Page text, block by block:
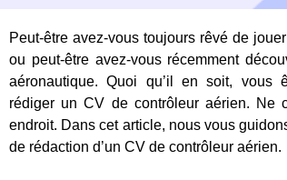
Peut-être avez-vous toujours rêvé de
ou peut-être avez-vous récemment
aéronautique. Quoi qu’il en soit, vous
rédiger un CV de contrôleur aérien. Ne
endroit. Dans cet article, nous vous
de rédaction d’un CV de contrôleur aérien.